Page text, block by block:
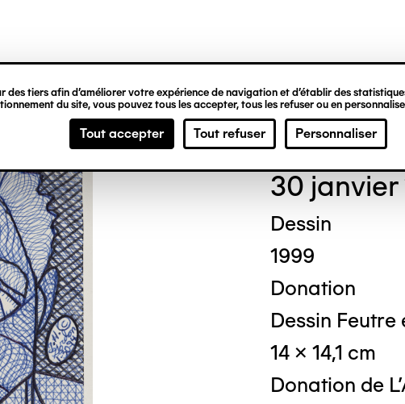
des tiers afin d’améliorer votre expérience de navigation et d’établir des
du site, vous pouvez tous les accepter, tous les refuser ou en
Tout accepter Tout refuser Personnaliser
Ted
30 janvier
Dessin
1999
Donation
Dessin
14 x 14,1 cm
Donation de